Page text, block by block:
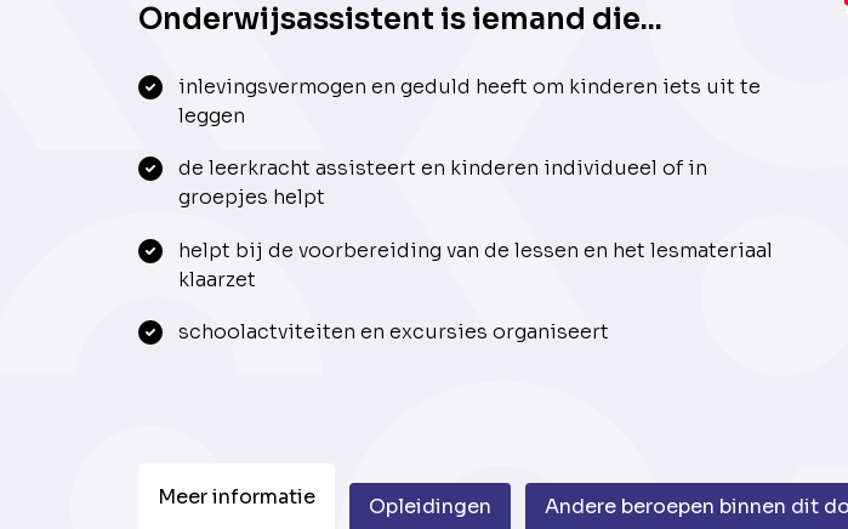
Onderwijsassistent is iemand die...
inlevingsvermogen en geduld heeft om kinderen iets uit te
leggen
de leerkracht assisteert en kinderen individueel of in
groepjes helpt
helpt bij de voorbereiding van de lessen en het lesmateriaal
klaarzet
schoolactviteiten en excursies organiseert
Meer informatie Opleidingen Andere beroepen binnen dit